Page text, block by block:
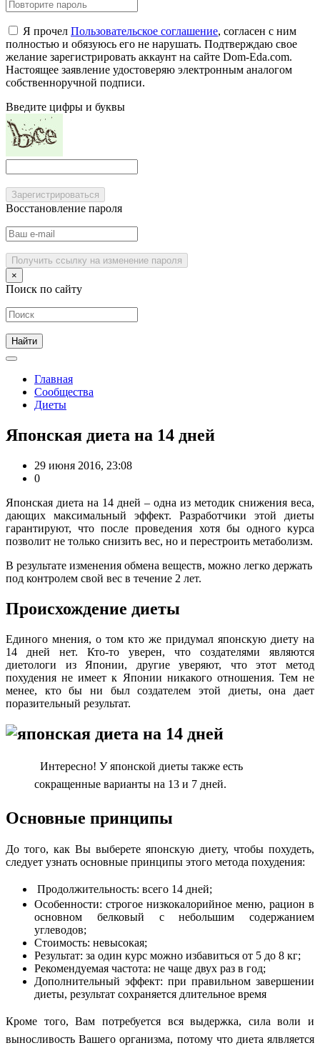
Я прочел Пользовательское соглашение, согласен с ним
полностью и обязуюсь его не нарушать. Подтверждаю свое
желание зарегистрировать аккаунт на сайте Dom-Eda.com.
Настоящее заявление удостоверяю электронным аналогом
собственноручной подписи.
Введите цифры и буквы
Зарегистрироваться
Восстановление пароля
Получить ссылку на изменение пароля
×
Поиск по сайту
Главная
Сообщества
Диеты
Японская диета на 14 дней
29 июня 2016, 23:08
0
Японская диета на 14 дней – одна из методик снижения веса,
дающих максимальный эффект. Разработчики этой диеты
гарантируют, что после проведения хотя бы одного курса
позволит не только снизить вес, но и перестроить метаболизм.
В результате изменения обмена веществ, можно легко держать
под контролем свой вес в течение 2 лет.
Происхождение диеты
Единого мнения, о том кто же придумал японскую диету на
14 дней нет. Кто-то уверен, что создателями являются
диетологи из Японии, другие уверяют, что этот метод
похудения не имеет к Японии никакого отношения. Тем не
менее, кто бы ни был создателем этой диеты, она дает
поразительный результат.
Интересно! У японской диеты также есть
сокращенные варианты на 13 и 7 дней.
Основные принципы
До того, как Вы выберете японскую диету, чтобы похудеть,
следует узнать основные принципы этого метода похудения:
Продолжительность: всего 14 дней;
Особенности: строгое низкокалорийное меню, рацион в
основном белковый с небольшим содержанием
углеводов;
Стоимость: невысокая;
Результат: за один курс можно избавиться от 5 до 8 кг;
Рекомендуемая частота: не чаще двух раз в год;
Дополнительный эффект: при правильном завершении
диеты, результат сохраняется длительное время
Кроме того, Вам потребуется вся выдержка, сила воли и
выносливость Вашего организма, потому что диета ялвляется